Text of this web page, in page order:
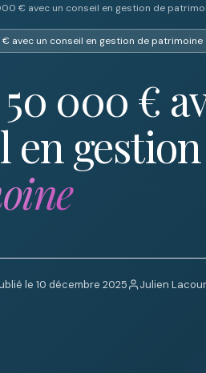
€ avec un conseil en gestion de
avec un conseil en gestion de patrimoine
000 €
en
le 10 décembre 2025 Julien Lacour